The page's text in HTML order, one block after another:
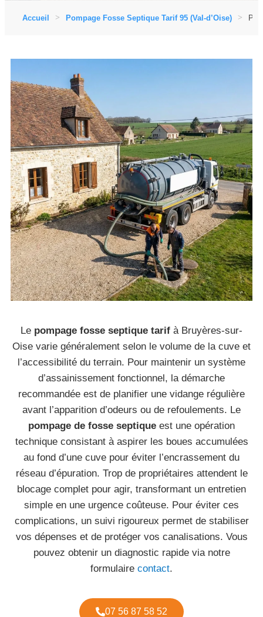
Accueil Pompage Fosse Septique Tarif 95 (Val-d’Oise)
Le pompage fosse septique tarif à Bruyères-sur-
Oise varie généralement selon le volume de la cuve et
l’accessibilité du terrain. Pour maintenir un système
d’assainissement fonctionnel, la démarche
recommandée est de planifier une vidange régulière
avant l’apparition d’odeurs ou de refoulements. Le
pompage de fosse septique est une opération
technique consistant à aspirer les boues accumulées
au fond d’une cuve pour éviter l’encrassement du
réseau d’épuration. Trop de propriétaires attendent le
blocage complet pour agir, transformant un entretien
simple en une urgence coûteuse. Pour éviter ces
complications, un suivi rigoureux permet de stabiliser
vos dépenses et de protéger vos canalisations. Vous
pouvez obtenir un diagnostic rapide via notre
formulaire contact.
07 56 87 58 52